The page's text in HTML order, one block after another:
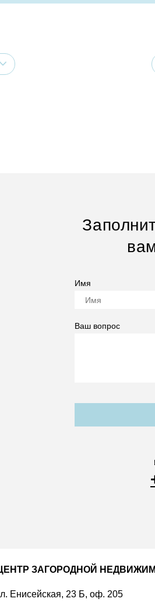
Имя
Ваш вопрос
ЗАГОРОДНОЙ
Енисейская, 23 Б, оф. 205